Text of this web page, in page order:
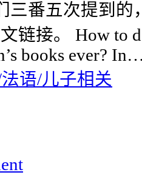
三番五次提到
链接。 How to
books ever?
语/儿子相关